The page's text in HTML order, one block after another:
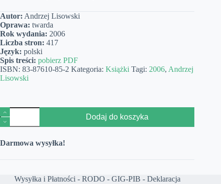
Autor: Andrzej Lisowski
Oprawa: twarda
Rok wydania: 2006
Liczba stron: 417
Język: polski
Spis treści: pobierz PDF
ISBN: 83-87610-85-2 Kategoria: Książki Tagi: 2006, Andrzej
Lisowski
ilość
Górnictwo
węgla
Ku
Dodaj do koszyka
Darmowa wysyłka!
Wysyłka i Płatności - RODO - GIG-PIB - Deklaracja